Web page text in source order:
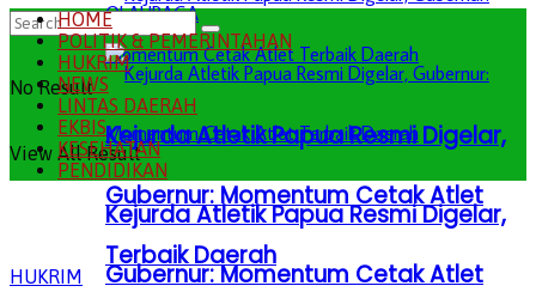
Kejurda Atletik Papua Resmi Digelar,
Gubernur: Momentum Cetak Atlet
Terbaik Daerah
OLAHRAGA
Kejurda Atletik Papua Resmi Digelar,
Gubernur: Momentum Cetak Atlet
No Result
View All Result
HOME
POLITIK & PEMERINTAHAN
HUKRIM
NEWS
LINTAS DAERAH
EKBIS
KESEHATAN
PENDIDIKAN
HUKRIM